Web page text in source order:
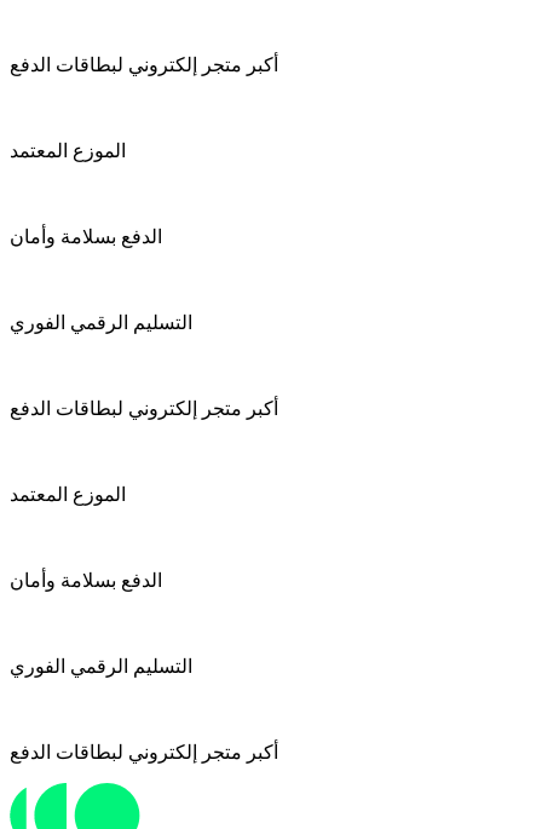
أكبر متجر إلكتروني لبطاقات الدفع
الموزع المعتمد
الدفع بسلامة وأمان
التسليم الرقمي الفوري
أكبر متجر إلكتروني لبطاقات الدفع
الموزع المعتمد
الدفع بسلامة وأمان
التسليم الرقمي الفوري
أكبر متجر إلكتروني لبطاقات الدفع